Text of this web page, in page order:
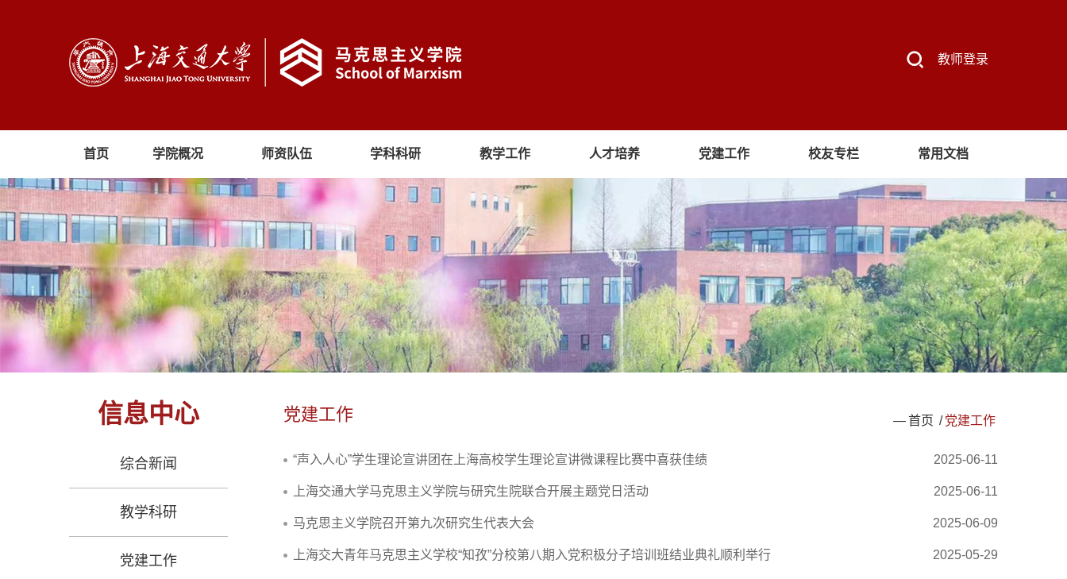
教师登录
首页 学院概况 师资队伍 学科科研 教学工作 人才培养 党建工作 校友专栏 常用文档
信息中心
综合新闻
教学科研
党建工作
党建工作 —首页 / 党建工作
“声入人心”学生理论宣讲团在上海高校学生理论宣讲微课程比赛中喜获佳绩 2025-06-11
上海交通大学马克思主义学院与研究生院联合开展主题党日活动 2025-06-11
马克思主义学院召开第九次研究生代表大会 2025-06-09
上海交大青年马克思主义学校“知孜”分校第八期入党积极分子培训班结业典礼顺利举行 2025-05-29